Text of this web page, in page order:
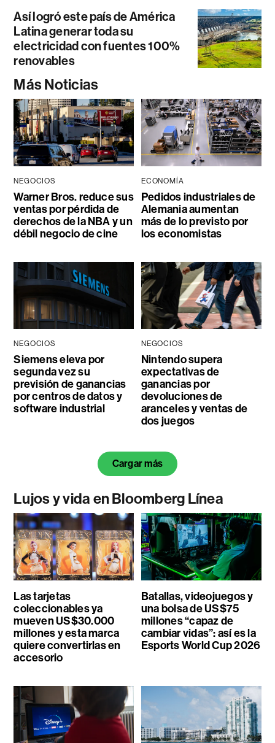
Así logró este país de América
Latina generar toda su
electricidad con fuentes 100%
renovables
Más Noticias
NEGOCIOS
Warner Bros. reduce sus
ventas por pérdida de
derechos de la NBA y un
débil negocio de cine
ECONOMÍA
Pedidos industriales de
Alemania aumentan
más de lo previsto por
los economistas
NEGOCIOS
Siemens eleva por
segunda vez su
previsión de ganancias
por centros de datos y
software industrial
NEGOCIOS
Nintendo supera
expectativas de
ganancias por
devoluciones de
aranceles y ventas de
dos juegos
Cargar más
Lujos y vida en Bloomberg Línea
Las tarjetas
coleccionables ya
mueven US$30.000
millones y esta marca
quiere convertirlas en
accesorio
Batallas, videojuegos y
una bolsa de US$75
millones “capaz de
cambiar vidas”: así es la
Esports World Cup 2026